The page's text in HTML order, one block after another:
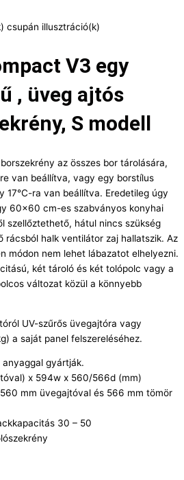
csupán illusztráció(k)
V3 egy
, üveg ajtós
S modell
az összes bor tárolására,
van beállítva, vagy egy borstílus
17°C-ra van beállítva. Eredetileg úgy
60×60 cm-es szabványos konyhai
szellőztethető, hátul nincs szükség
rácsból halk ventilátor zaj hallatszik. Az
módon nem lehet lábazatot elhelyezni.
két tároló és két tolópolc vagy a
változat közül a könnyebb
UV-szűrős üvegajtóra vagy
a saját panel felszereléséhez.
gyártják.
x 594w x 560/566d (mm)
mm üvegajtóval és 566 mm tömör
30 – 50